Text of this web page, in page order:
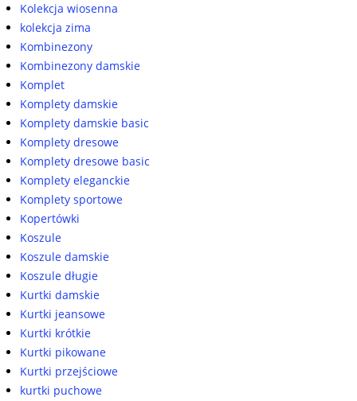
Kolekcja wiosenna
kolekcja zima
Kombinezony
Kombinezony damskie
Komplet
Komplety damskie
Komplety damskie basic
Komplety dresowe
Komplety dresowe basic
Komplety eleganckie
Komplety sportowe
Kopertówki
Koszule
Koszule damskie
Koszule długie
Kurtki damskie
Kurtki jeansowe
Kurtki krótkie
Kurtki pikowane
Kurtki przejściowe
kurtki puchowe